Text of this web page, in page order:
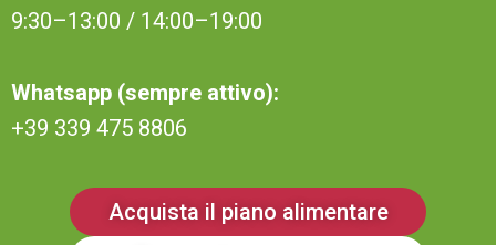
9:30–13:00 / 14:00–19:00
Whatsapp (sempre attivo):
+39 339 475 8806
Acquista il piano alimentare